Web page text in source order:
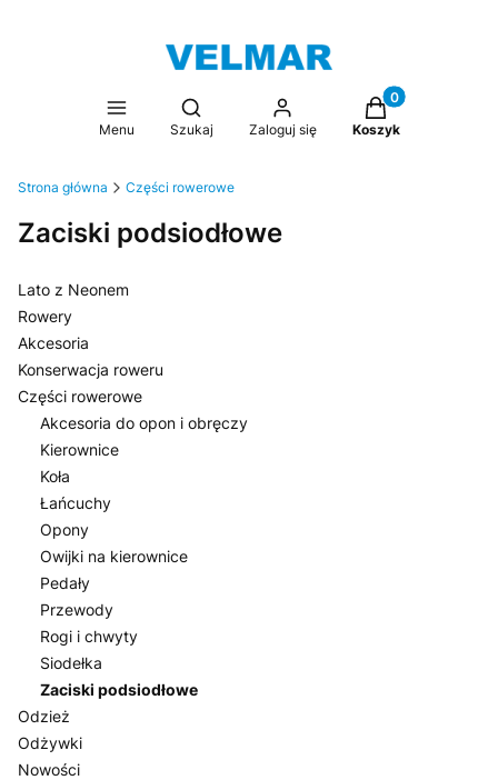
Menu
Otwórz wyszukiwarkę
Szukaj Zaloguj się
Produkty w
Koszyk
Strona główna Części rowerowe
Zaciski podsiodłowe
Lato z Neonem
Rowery
Akcesoria
Konserwacja roweru
Części rowerowe
Akcesoria do opon i obręczy
Kierownice
Koła
Łańcuchy
Opony
Owijki na kierownice
Pedały
Przewody
Rogi i chwyty
Siodełka
Zaciski podsiodłowe
Odzież
Odżywki
Nowości